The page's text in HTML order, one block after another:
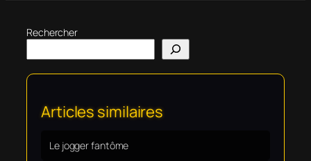
Rechercher
Articles similaires
Le jogger fantôme